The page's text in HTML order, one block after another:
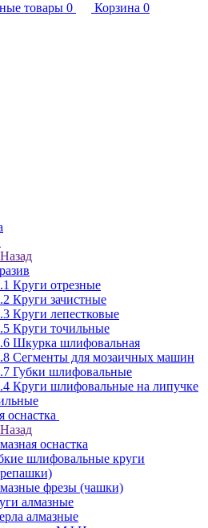
товары 0 Корзина 0
Назад
Круги отрезные
Круги зачистные
Круги лепестковые
Круги точильные
Шкурка шлифовальная
Сегменты для мозаичных машин
Губки шлифовальные
Круги шлифовальные на липучке
оснастка
Назад
оснастка
шлифовальные круги
фрезы (чашки)
алмазные
алмазные